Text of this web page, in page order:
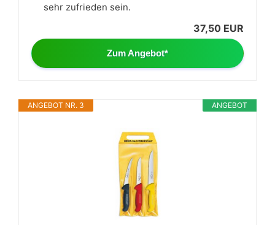
sehr zufrieden sein.
37,50 EUR
Zum Angebot*
ANGEBOT
ANGEBOT NR. 3